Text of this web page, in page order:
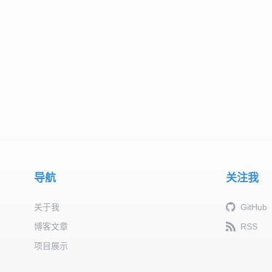
导航
关于我
博客文章
项目展示
关注我
GitHub
RSS